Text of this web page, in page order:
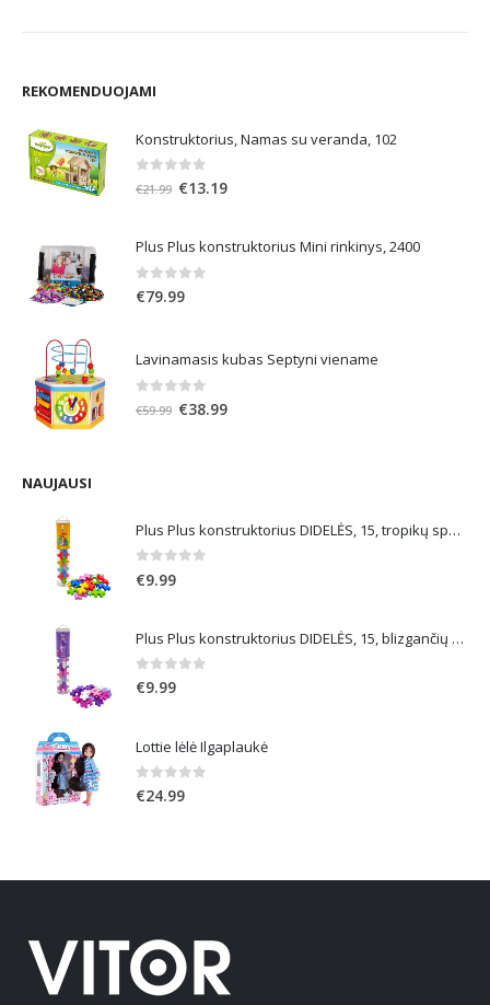
REKOMENDUOJAMI
Konstruktorius, Namas su veranda, 102
out of 5
€21.99 Original
€21.99.
€13.19Current
€13.19.
Plus Plus konstruktorius Mini rinkinys, 2400
0out of 5
€79.99
Lavinamasis kubas Septyni viename
out of 5
€59.99 Original
€38.99Current
NAUJAUSI
Plus Plus konstruktorius DIDELĖS, 15, tropikų spalvos
0 out of 5
€9.99
Plus Plus konstruktorius DIDELĖS, 15, blizgančių spalvų
0out of 5
€9.99
Lottie lėlė Ilgaplaukė
0out of 5
€24.99